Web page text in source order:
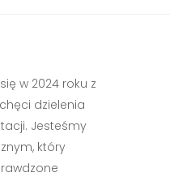
w 2024 roku z
dzielenia
Jesteśmy
który